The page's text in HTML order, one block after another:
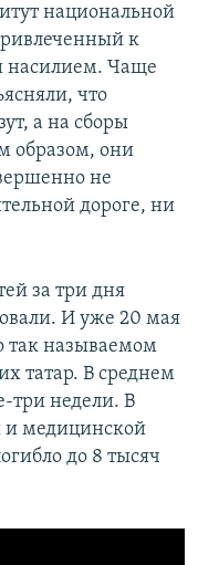
национальной
к
насилием. Чаще
что
а на сборы
образом, они
не
дороге, ни
за три дня
И уже 20 мая
так называемом
татар. В среднем
три недели. В
и медицинской
до 8 тысяч